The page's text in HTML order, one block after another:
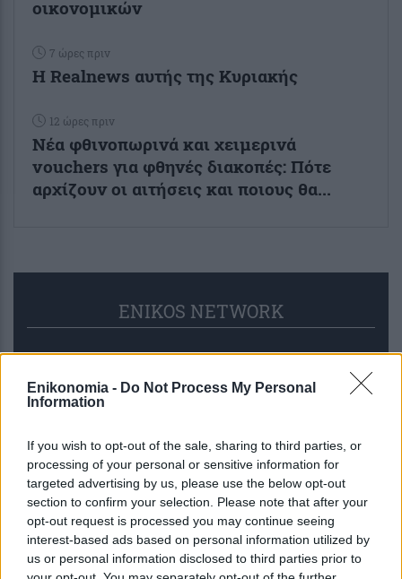
Enikonomia - Do Not Process My Personal
Information
If you wish to opt-out of the sale, sharing to third parties, or
processing of your personal or sensitive information for
targeted advertising by us, please use the below opt-out
section to confirm your selection. Please note that after your
opt-out request is processed you may continue seeing
interest-based ads based on personal information utilized by
us or personal information disclosed to third parties prior to
οικονομικών
7 ώρες πριν
Η Realnews αυτής της Κυριακής
12 ώρες πριν
Νέα φθινοπωρινά και χειμερινά
vouchers για φθηνές διακοπές: Πότε
αρχίζουν οι αιτήσεις και ποιους θα...
ENIKOS NETWORK